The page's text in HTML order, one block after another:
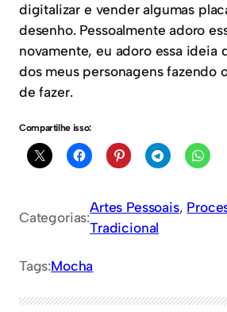
digitalizar e vender algumas
desenho. Pessoalmente adoro
novamente, eu adoro essa ideia
dos meus personagens fazendo
de fazer.
Compartilhe isso:
Categorias:
Artes Pessoais,
Tradicional
Tags:Mocha